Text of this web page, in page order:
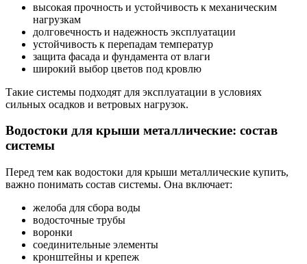
высокая прочность и устойчивость к механическим
нагрузкам
долговечность и надежность эксплуатации
устойчивость к перепадам температур
защита фасада и фундамента от влаги
широкий выбор цветов под кровлю
Такие системы подходят для эксплуатации в условиях
сильных осадков и ветровых нагрузок.
Водостоки для крыши металлические: состав
системы
Перед тем как водостоки для крыши металлические купить,
важно понимать состав системы. Она включает:
желоба для сбора воды
водосточные трубы
воронки
соединительные элементы
кронштейны и крепеж